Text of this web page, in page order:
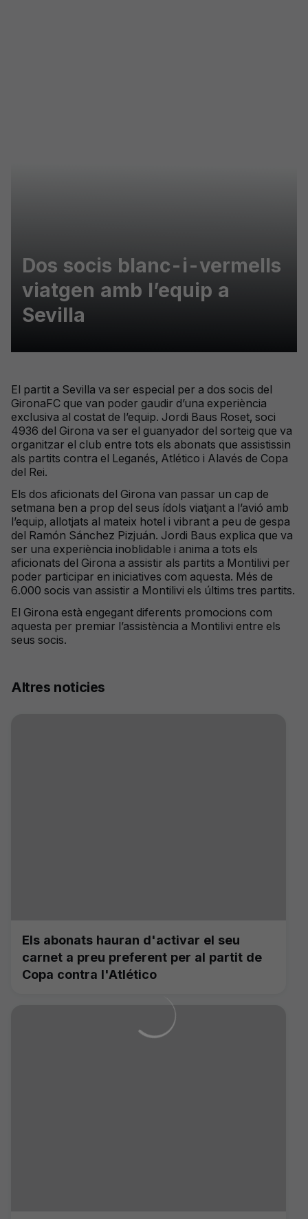
Dos socis blanc-i-vermells
viatgen amb l’equip a
Sevilla
El partit a Sevilla va ser especial per a dos socis del
GironaFC que van poder gaudir d’una experiència
exclusiva al costat de l’equip. Jordi Baus Roset, soci
4936 del Girona va ser el guanyador del sorteig que va
organitzar el club entre tots els abonats que assistissin
als partits contra el Leganés, Atlético i Alavés de Copa
del Rei.
Els dos aficionats del Girona van passar un cap de
setmana ben a prop del seus ídols viatjant a l’avió amb
l’equip, allotjats al mateix hotel i vibrant a peu de gespa
del Ramón Sánchez Pizjuán. Jordi Baus explica que va
ser una experiència inoblidable i anima a tots els
aficionats del Girona a assistir als partits a Montilivi per
poder participar en iniciatives com aquesta. Més de
6.000 socis van assistir a Montilivi els últims tres partits.
El Girona està engegant diferents promocions com
aquesta per premiar l’assistència a Montilivi entre els
seus socis.
Altres noticies
Els abonats hauran d'activar el seu
carnet a preu preferent per al partit de
Copa contra l'Atlético